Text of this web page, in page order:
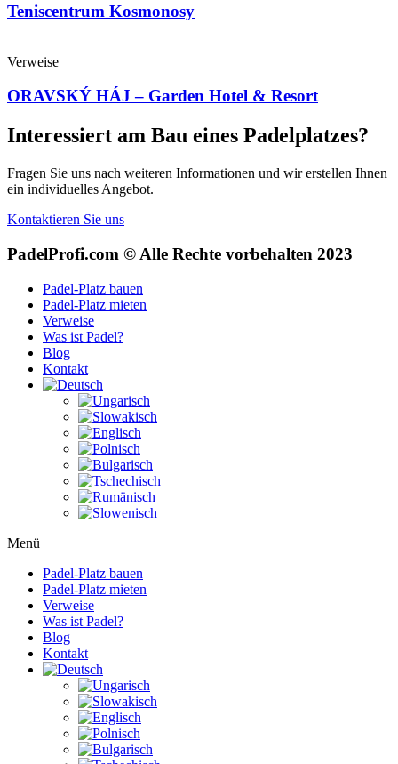
Teniscentrum Kosmonosy
Verweise
ORAVSKÝ HÁJ – Garden Hotel & Resort
Interessiert am Bau eines Padelplatzes?
Fragen Sie uns nach weiteren Informationen und wir erstellen Ihnen
ein individuelles Angebot.
Kontaktieren Sie uns
PadelProfi.com © Alle Rechte vorbehalten 2023
Padel-Platz bauen
Padel-Platz mieten
Verweise
Was ist Padel?
Blog
Kontakt
Menü
Padel-Platz bauen
Padel-Platz mieten
Verweise
Was ist Padel?
Blog
Kontakt